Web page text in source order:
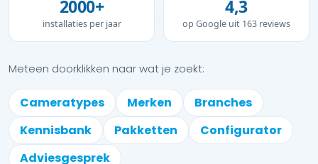
2000+
installaties per jaar
4,3
op Google uit 163 reviews
Meteen doorklikken naar wat je zoekt:
Cameratypes Merken
Branches
Kennisbank
Pakketten
Configurator
Adviesgesprek